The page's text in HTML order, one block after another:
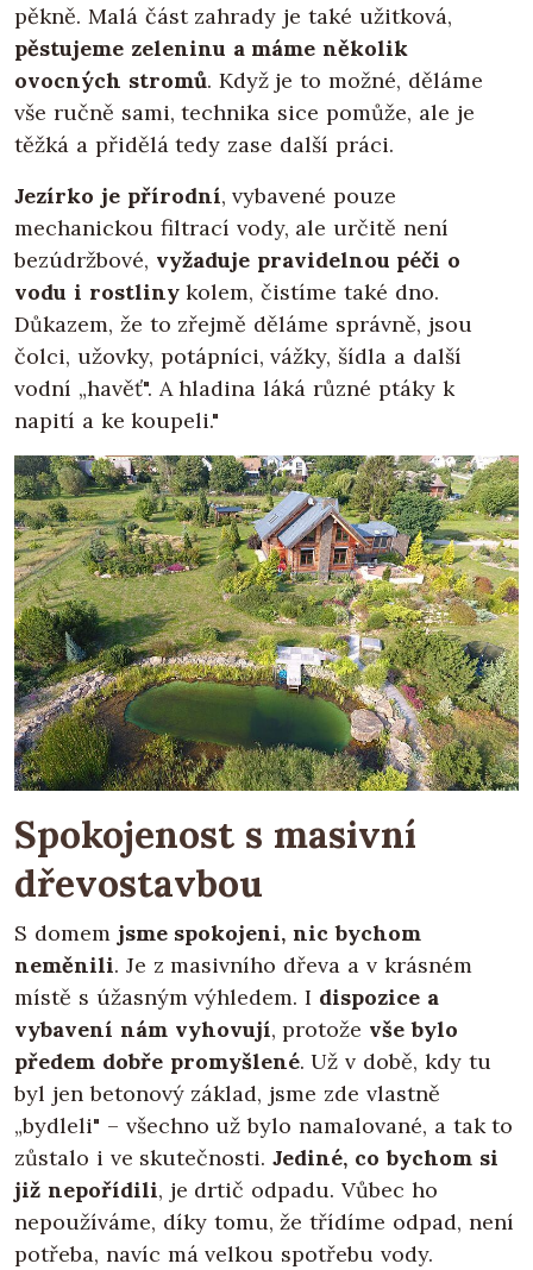
pěkně. Malá část zahrady je také užitková,
pěstujeme zeleninu a máme několik
ovocných stromů. Když je to možné, děláme
vše ručně sami, technika sice pomůže, ale je
těžká a přidělá tedy zase další práci.
Jezírko je přírodní, vybavené pouze
mechanickou filtrací vody, ale určitě není
bezúdržbové, vyžaduje pravidelnou péči o
vodu i rostlinykolem, čistíme také dno.
Důkazem, že to zřejmě děláme správně, jsou
čolci, užovky, potápníci, vážky, šídla a další
vodní „havěť". A hladina láká různé ptáky k
napití a ke koupeli."
Spokojenost s masivní
dřevostavbou
S domem jsme spokojeni, nic bychom
neměnili. Je z masivního dřeva a v krásném
místě s úžasným výhledem. I dispozice a
vybavení nám vyhovují, protože vše bylo
předem dobře promyšlené. Už v době, kdy tu
byl jen betonový základ, jsme zde vlastně
„bydleli" – všechno už bylo namalované, a tak to
zůstalo i ve skutečnosti.Jediné, co bychom si
již nepořídili, je drtič odpadu. Vůbec ho
nepoužíváme, díky tomu, že třídíme odpad, není
potřeba, navíc má velkou spotřebu vody.